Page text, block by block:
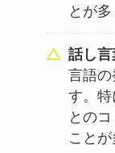
とが多
話し
言語の
す。特
との
ことが